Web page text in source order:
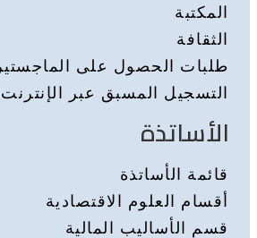
المكتبة
الثقافة
طلبات الحصول على الماجستير
التسجيل المسبق عبر الإنترنت
الأساتذة
قائمة الأساتذة
أقسام العلوم الاقتصادية
قسم الأساليب المالية